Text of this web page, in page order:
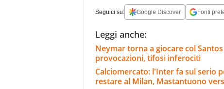
Seguici su: Google Discover Fonti
Leggi anche:
Neymar torna a giocare col
provocazioni, tifosi inferociti
Calciomercato: l'Inter fa sul serio
restare al Milan, Mastantuono